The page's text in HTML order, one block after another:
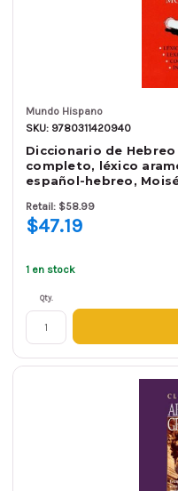
Mundo Hispano
SKU: 9780311420940
Diccionario de
completo, léxico
español-hebreo,
Retail: $58.99
$47.19
1 en stock
Qty.